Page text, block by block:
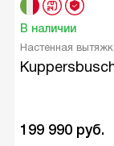
В наличии
Настенная
199 990 руб.